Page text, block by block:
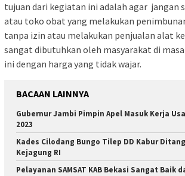
tujuan dari kegiatan ini adalah agar jangan
atau toko obat yang melakukan
tanpa izin atau melakukan penjualan alat
sangat dibutuhkan oleh masyarakat di
ini dengan harga yang tidak wajar.
BACAAN LAINNYA
Gubernur Jambi Pimpin Apel Masuk Kerja
2023
Kades Cilodang Bungo Tilep DD Kabur
Kejagung RI
Pelayanan SAMSAT KAB Bekasi Sangat Baik